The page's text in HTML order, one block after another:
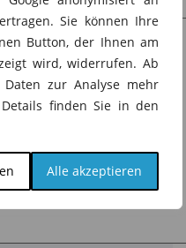
Sie können Ihre
Button, der Ihnen am
wird, widerrufen. Ab
zur Analyse mehr
finden Sie in den
Alle akzeptieren